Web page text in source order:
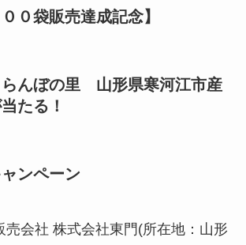
０袋販売達成記念】
らんぼの里 山形県寒河江市産
たる！
ンペーン
売会社 株式会社東門(所在地：山形